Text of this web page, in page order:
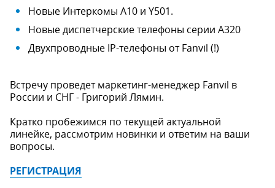
Новые Интеркомы A10 и Y501.
Новые диспетчерские телефоны серии A320
Двухпроводные IP-телефоны от Fanvil (!)
Встречу проведет маркетинг-менеджер Fanvil в
России и СНГ - Григорий Лямин.
Кратко пробежимся по текущей актуальной
линейке, рассмотрим новинки и ответим на ваши
вопросы.
РЕГИСТРАЦИЯ